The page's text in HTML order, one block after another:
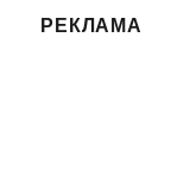
РЕКЛАМА